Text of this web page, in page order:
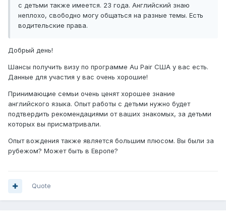
с детьми также имеется. 23 года. Английский знаю
неплохо, свободно могу общаться на разные темы. Есть
водительские права.
Добрый день!
Шансы получить визу по программе Au Pair США у вас есть.
Данные для участия у вас очень хорошие!
Принимающие семьи очень ценят хорошее знание
английского языка. Опыт работы с детьми нужно будет
подтвердить рекомендациями от ваших знакомых, за детьми
которых вы присматривали.
Опыт вождения также является большим плюсом. Вы были за
рубежом? Может быть в Европе?
Quote